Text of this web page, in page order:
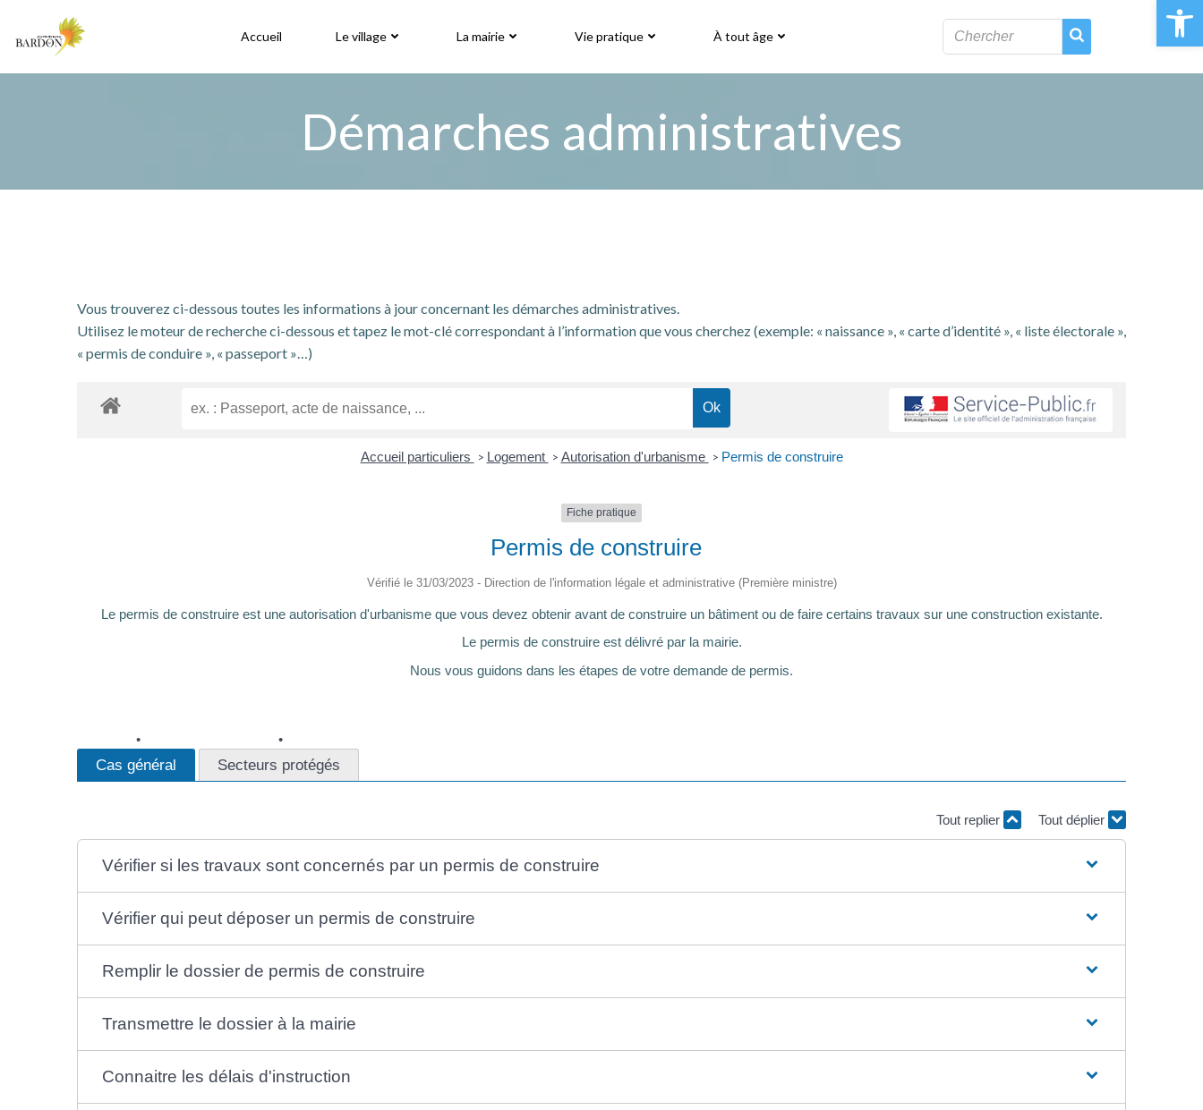
Ouvrir
contenu
Accueil Le village La mairie Vie pratique À tout âge
Démarches administratives
Vous trouverez ci-dessous toutes les informations à jour concernant les démarches administratives.
Utilisez le moteur de recherche ci-dessous et tapez le mot-clé correspondant à l’information que vous cherchez (exemple: « naissance », « carte d’identité », « liste électorale »,
« permis de conduire », « passeport »…)
Accueil particuliers > Logement > Autorisation d'urbanisme > Permis de construire
Fiche pratique
Permis de construire
Vérifié le 31/03/2023 - Direction de l'information légale et administrative (Première ministre)
Le permis de construire est une autorisation d'urbanisme que vous devez obtenir avant de construire un bâtiment ou de faire certains travaux sur une construction existante.
Le permis de construire est délivré par la mairie.
Nous vous guidons dans les étapes de votre demande de permis.
Cas général Secteurs protégés
Tout replier Tout déplier
Vérifier si les travaux sont concernés par un permis de construire
Vérifier qui peut déposer un permis de construire
Remplir le dossier de permis de construire
Transmettre le dossier à la mairie
Connaitre les délais d'instruction